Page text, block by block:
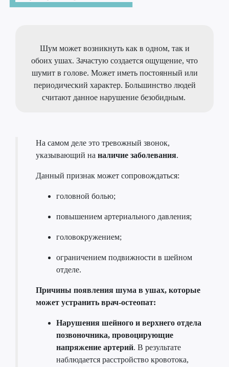
Шум может возникнуть как в одном, так и
обоих ушах. Зачастую создается ощущение, что
шумит в голове. Может иметь постоянный или
периодический характер. Большинство людей
считают данное нарушение безобидным.
На самом деле это тревожный звонок,
указывающий на наличие заболевания.
Данный признак может сопровождаться:
головной болью;
повышением артериального давления;
головокружением;
ограничением подвижности в шейном
отделе.
Причины появления шума в ушах, которые
может устранить врач-остеопат:
Нарушения шейного и верхнего отдела
позвоночника, провоцирующие
напряжение артерий. В результате
наблюдается расстройство кровотока,